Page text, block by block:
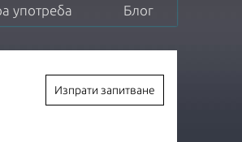
употреба Блог
Изпрати запитване